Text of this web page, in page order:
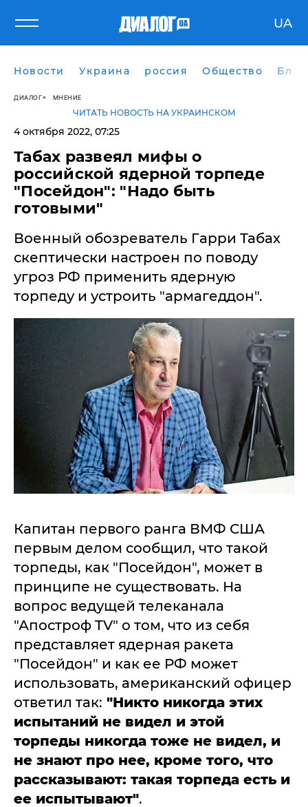
UA
Новости Украина россия Общество
ДИАЛОГ МНЕНИЕ
ЧИТАТЬ НОВОСТЬ НА УКРАИНСКОМ
4 октября 2022, 07:25
Табах развеял мифы о
российской ядерной торпеде
"Посейдон": "Надо быть
готовыми"
Военный обозреватель Гарри Табах
скептически настроен по поводу
угроз РФ применить ядерную
торпеду и устроить "армагеддон".
Капитан первого ранга ВМФ США
первым делом сообщил, что такой
торпеды, как "Посейдон", может в
принципе не существовать. На
вопрос ведущей телеканала
"Апостроф TV" о том, что из себя
представляет ядерная ракета
"Посейдон" и как ее РФ может
использовать, американский офицер
ответил так: "Никто никогда этих
испытаний не видел и этой
торпеды никогда тоже не видел, и
не знают про нее, кроме того, что
рассказывают: такая торпеда есть и
ее испытывают".